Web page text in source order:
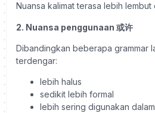
Nuansa kalimat terasa lebih
2. Nuansa penggunaan 或许
Dibandingkan beberapa grammar
terdengar:
lebih halus
sedikit lebih formal
lebih sering digunakan